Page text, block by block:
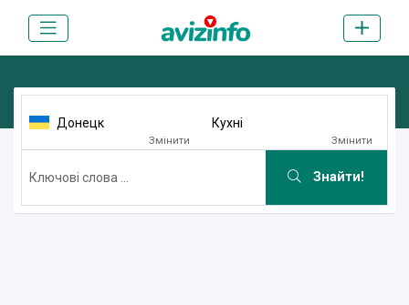
Донецк
Змінити
Кухні
Змінити
Знайти!